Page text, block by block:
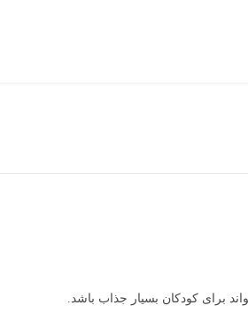
برای کودکان بسیار جذاب باشد.